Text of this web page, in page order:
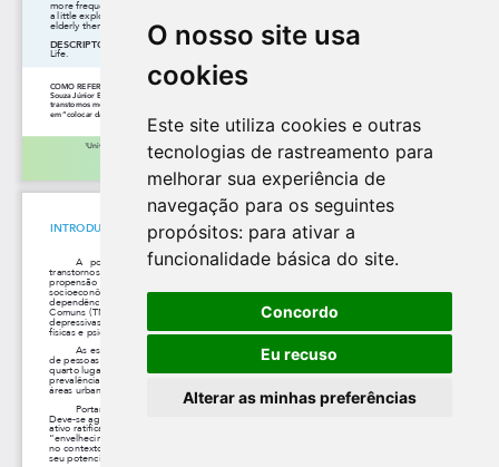
O nosso site usa
cookies
Este site utiliza cookies e outras
tecnologias de rastreamento para
melhorar sua experiência de
navegação para os seguintes
propósitos: para ativar a
funcionalidade básica do site.
Concordo
Eu recuso
Alterar as minhas preferências